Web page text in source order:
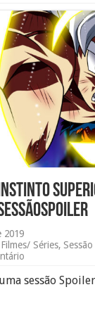
2019
Filmes/ Séries,
sessão